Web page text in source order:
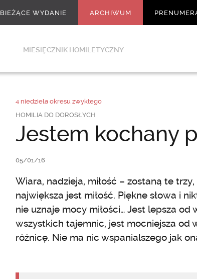
BIEŻĄCE WYDANIE ARCHIWUM
MIESIĘCZNIK HOMILETYCZNY
4 niedziela okresu zwykłego
HOMILIA DO DOROSŁYCH
Jestem kochany
05/01/16
Wiara, nadzieja, miłość – zostaną te
największa jest miłość. Piękne słowa i
nie uznaje mocy miłości… Jest lepsza
wszystkich tajemnic, jest mocniejsza od
różnicę. Nie ma nic wspanialszego jak